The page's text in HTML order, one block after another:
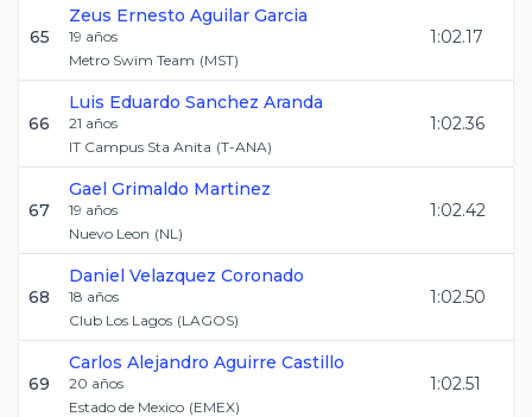
65
Zeus Ernesto Aguilar Garcia
19 años
Metro Swim Team (MST)
1:02.17
66
Luis Eduardo Sanchez Aranda
21 años
IT Campus Sta Anita (T-ANA)
1:02.36
67
Gael Grimaldo Martinez
19 años
Nuevo Leon (NL)
1:02.42
68
Daniel Velazquez Coronado
18 años
Club Los Lagos (LAGOS)
1:02.50
69
Carlos Alejandro Aguirre Castillo
20 años
Estado de Mexico (EMEX)
1:02.51